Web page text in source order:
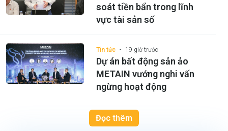
soát tiền bẩn trong lĩnh
vực tài sản số
Tin tức 19 giờ trước
Dự án bất động sản ảo
METAIN vướng nghi vấn
ngừng hoạt động
Đọc thêm